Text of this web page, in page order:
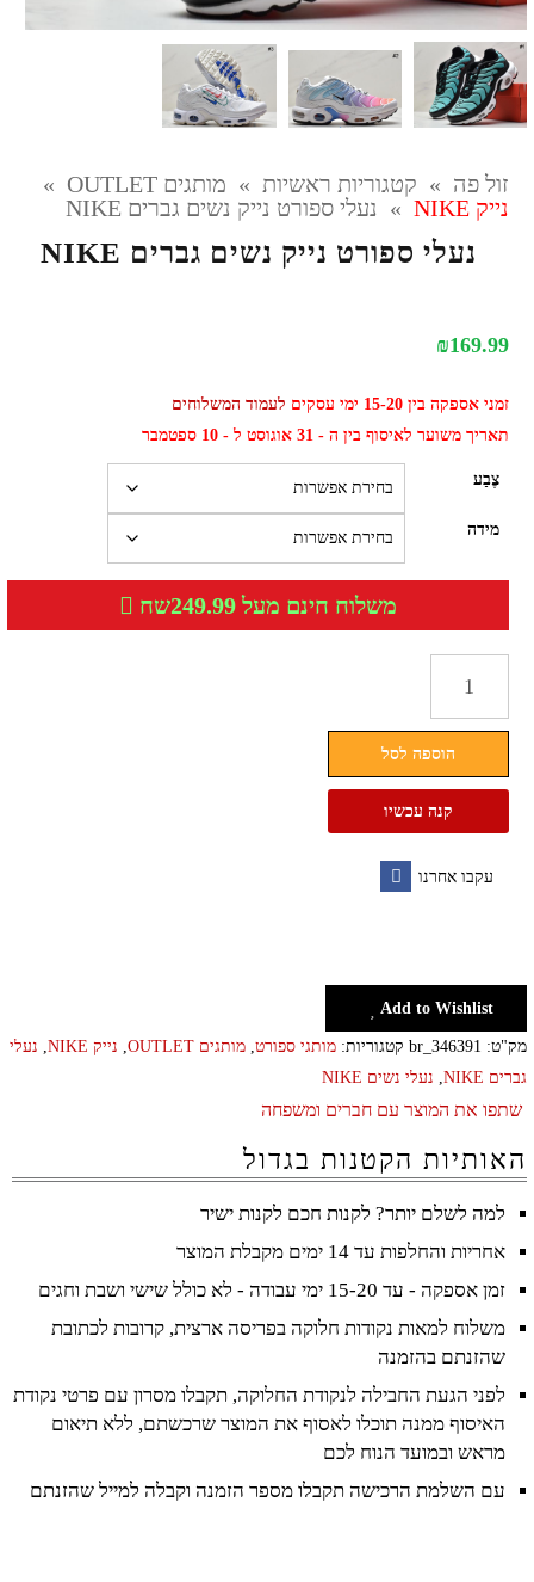
זול פה » קטגוריות ראשיות » מותגים OUTLET
»
נייק NIKE
» נעלי ספורט נייק נשים גברים NIKE
נעלי ספורט נייק נשים גברים NIKE
₪169.99
זמני אספקה בין 15-20 ימי עסקים
לעמוד המשלוחים
תאריך משוער לאיסוף בין ה - 31 אוגוסט ל - 10 ספטמבר
צֶבַע
מידה
משלוח חינם מעל 249.99שח
נעלי
נייק
NIKE
הוספה לסל
קנה עכשיו
עקבו אחרנו
Add to Wishlist
מק"ט: br_346391 קטגוריות: מותגי ספורט, מותגים OUTLET , נייק NIKE , נעלי
גברים NIKE
, נעלי נשים NIKE
שתפו את המוצר עם חברים ומשפחה
האותיות הקטנות בגדול
למה לשלם יותר? לקנות חכם לקנות ישיר
אחריות והחלפות עד 14 ימים מקבלת המוצר
זמן אספקה - עד 15-20 ימי עבודה - לא כולל שישי ושבת וחגים
משלוח למאות נקודות חלוקה בפריסה ארצית, קרובות לכתובת
שהזנתם בהזמנה
לפני הגעת החבילה לנקודת החלוקה, תקבלו מסרון עם פרטי נקודת
האיסוף ממנה תוכלו לאסוף את המוצר שרכשתם, ללא תיאום
מראש ובמועד הנוח לכם
עם השלמת הרכישה תקבלו מספר הזמנה וקבלה למייל שהזנתם